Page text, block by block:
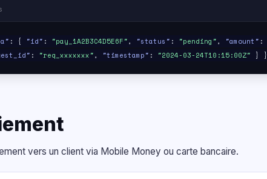
: { "id" : "pay_1A2B3C4D5E6F", "status" : "pending", "amount" :
: "req_xxxxxxx", "timestamp" : "2024-03-24T10:15:00Z" } }
vers un client via Mobile Money ou carte bancaire.